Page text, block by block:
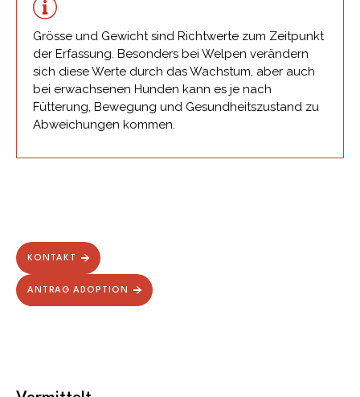
Grösse und Gewicht sind Richtwerte zum Zeitpunkt
der Erfassung. Besonders bei Welpen verändern
sich diese Werte durch das Wachstum, aber auch
bei erwachsenen Hunden kann es je nach
Fütterung, Bewegung und Gesundheitszustand zu
Abweichungen kommen.
KONTAKT
ANTRAG ADOPTION